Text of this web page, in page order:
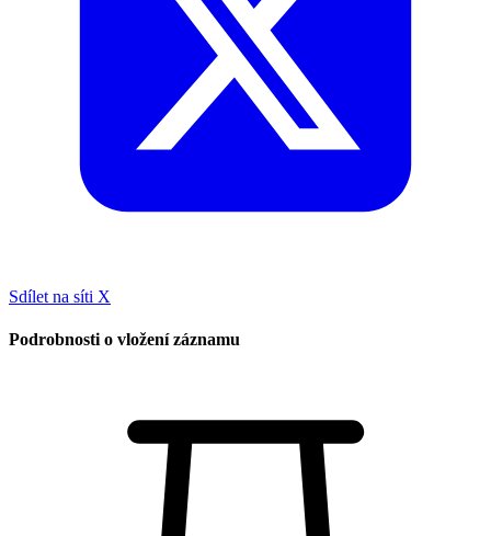
Sdílet na síti X
Podrobnosti o vložení záznamu